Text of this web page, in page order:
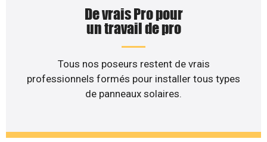
De vrais Pro pour
un travail de pro
Tous nos poseurs restent de vrais
professionnels formés pour installer tous types
de panneaux solaires.